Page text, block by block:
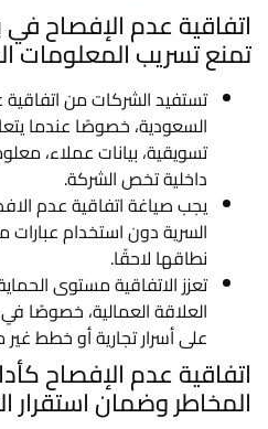
اتفاقية عدم الإفصاح
تمنع تسريب المعلومات
تستفيد الشركات من
السعودية، خصوصًا عندما
تسويقية، بيانات عملاء،
داخلية تخص الشركة.
يجب صياغة اتفاقية عدم
السرية دون استخدام عبارات
نطاقها لاحقًا.
تعزز الاتفاقية مستوى
العلاقة العمالية، خصوصًا
على أسرار تجارية أو خطط
اتفاقية عدم الإفصاح
المخاطر وضمان استقرار